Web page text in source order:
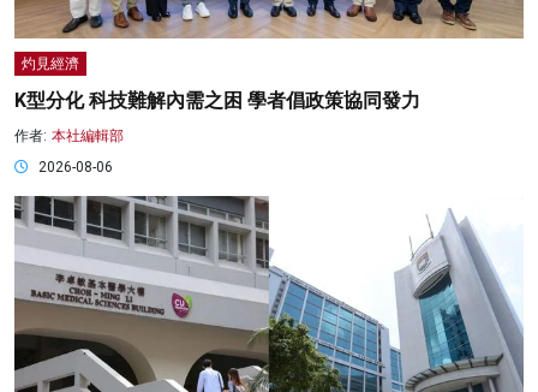
灼見經濟
K型分化 科技難解內需之困 學者倡政策協同發力
作者: 本社編輯部
2026-08-06